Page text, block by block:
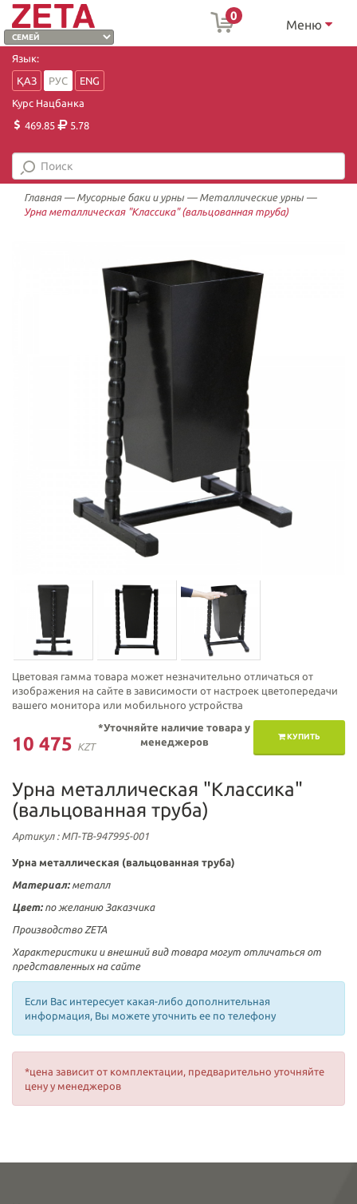
0
Меню
Язык:
ҚАЗ
РУС
ENG
Курс Нацбанка
469.85
5.78
Главная— Мусорные баки и урны — Металлические урны —
Урна металлическая "Классика" (вальцованная труба)
Цветовая гамма товара может незначительно отличаться от
изображения на сайте в зависимости от настроек цветопередачи
вашего монитора или мобильного устройства
10 475 KZT
КУПИТЬ
*Уточняйте наличие товара у
менеджеров
Урна металлическая "Классика"
(вальцованная труба)
Артикул: МП-ТВ-947995-001
Урна металлическая (вальцованная труба)
Материал:металл
Цвет:по желанию Заказчика
Производство ZETA
Характеристики и внешний вид товара могут отличаться от
представленных на сайте
Если Вас интересует какая-либо дополнительная
информация, Вы можете уточнить ее по телефону
*цена зависит от комплектации, предварительно уточняйте
цену у менеджеров